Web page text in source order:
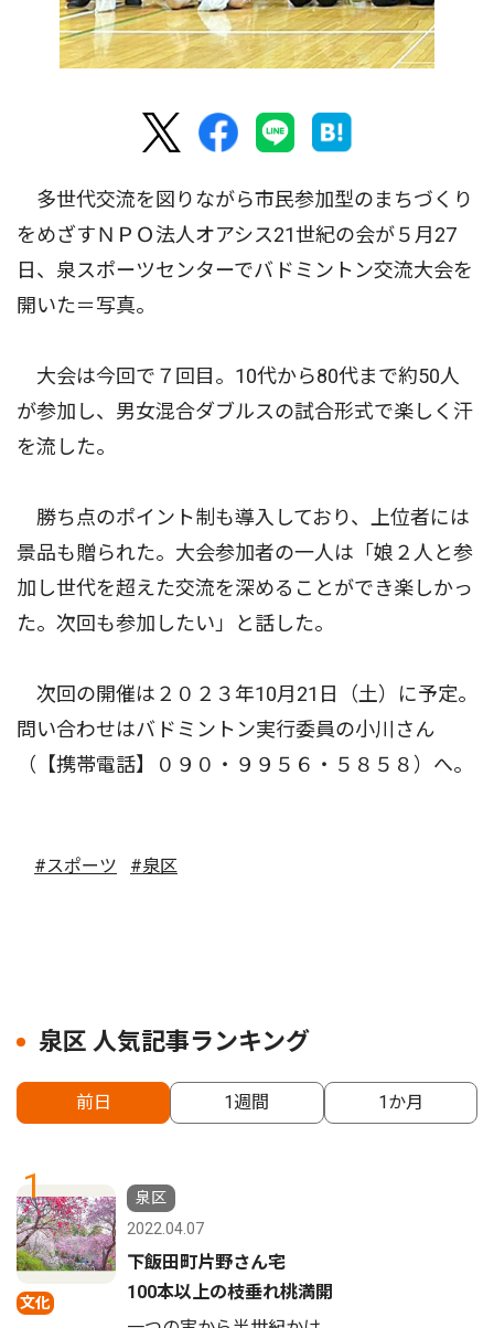
多世代交流を図りながら市民参加型のまちづくり
をめざすＮＰＯ法人オアシス21世紀の会が５月27
日、泉スポーツセンターでバドミントン交流大会を
開いた＝写真。
大会は今回で７回目。10代から80代まで約50人
が参加し、男女混合ダブルスの試合形式で楽しく汗
を流した。
勝ち点のポイント制も導入しており、上位者には
景品も贈られた。大会参加者の一人は「娘２人と参
加し世代を超えた交流を深めることができ楽しかっ
た。次回も参加したい」と話した。
次回の開催は２０２３年10月21日（土）に予定。
問い合わせはバドミントン実行委員の小川さん
（【携帯電話】０９０・９９５６・５８５８）へ。
#スポーツ #泉区
泉区 人気記事ランキング
前日 1週間 1か月
1
文化
泉区
2022.04.07
下飯田町片野さん宅
100本以上の枝垂れ桃満開